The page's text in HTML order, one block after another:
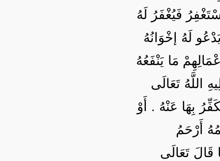
فَيُغْفَرُ لَهُ
لَهُ إخْوَانُهُ
مَا يَنْفَعُهُ
اللَّهُ تَعَالَى
بِهَا عَنْهُ . أَوْ
أَرْحَمُ
قَالَ تَعَالَى